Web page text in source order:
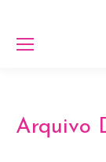
Arquivo